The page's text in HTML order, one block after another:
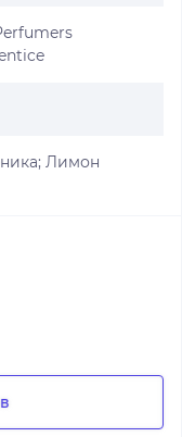
Лимон